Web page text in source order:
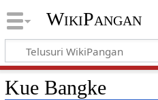
WikiPangan
Kue Bangke